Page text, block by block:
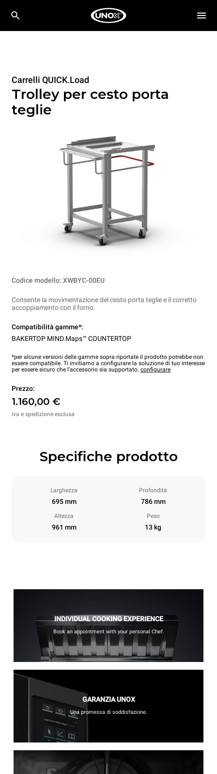
Carrelli QUICK.Load
Trolley per cesto porta
teglie
Codice modello: XWBYC-00EU
Consente la movimentazione del cesto porta teglie e il corretto
accoppiamento con il forno.
Compatibilità gamme*:
BAKERTOP MIND.Maps™ COUNTERTOP
*per alcune versioni delle gamme sopra riportate il prodotto potrebbe non
essere compatibile. Ti invitiamo a configurare la soluzione di tuo interesse
per essere sicuro che l’accessorio sia supportato. configurare
Prezzo:
1.160,00 €
iva e spedizione esclusa
Specifiche prodotto
Larghezza
695 mm
Profondità
786 mm
Altezza
961 mm
Peso
13 kg
INDIVIDUAL COOKING EXPERIENCE
Book an appointment with your personal Chef.
GARANZIA UNOX
Una promessa di soddisfazione.